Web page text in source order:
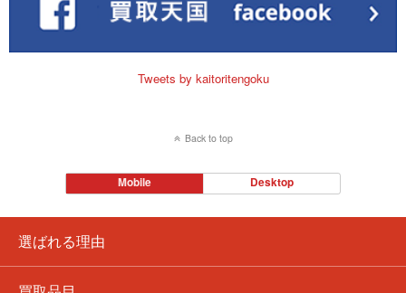
選ばれる理由
Tweets by kaitoritengoku
Back to top
Mobile Desktop